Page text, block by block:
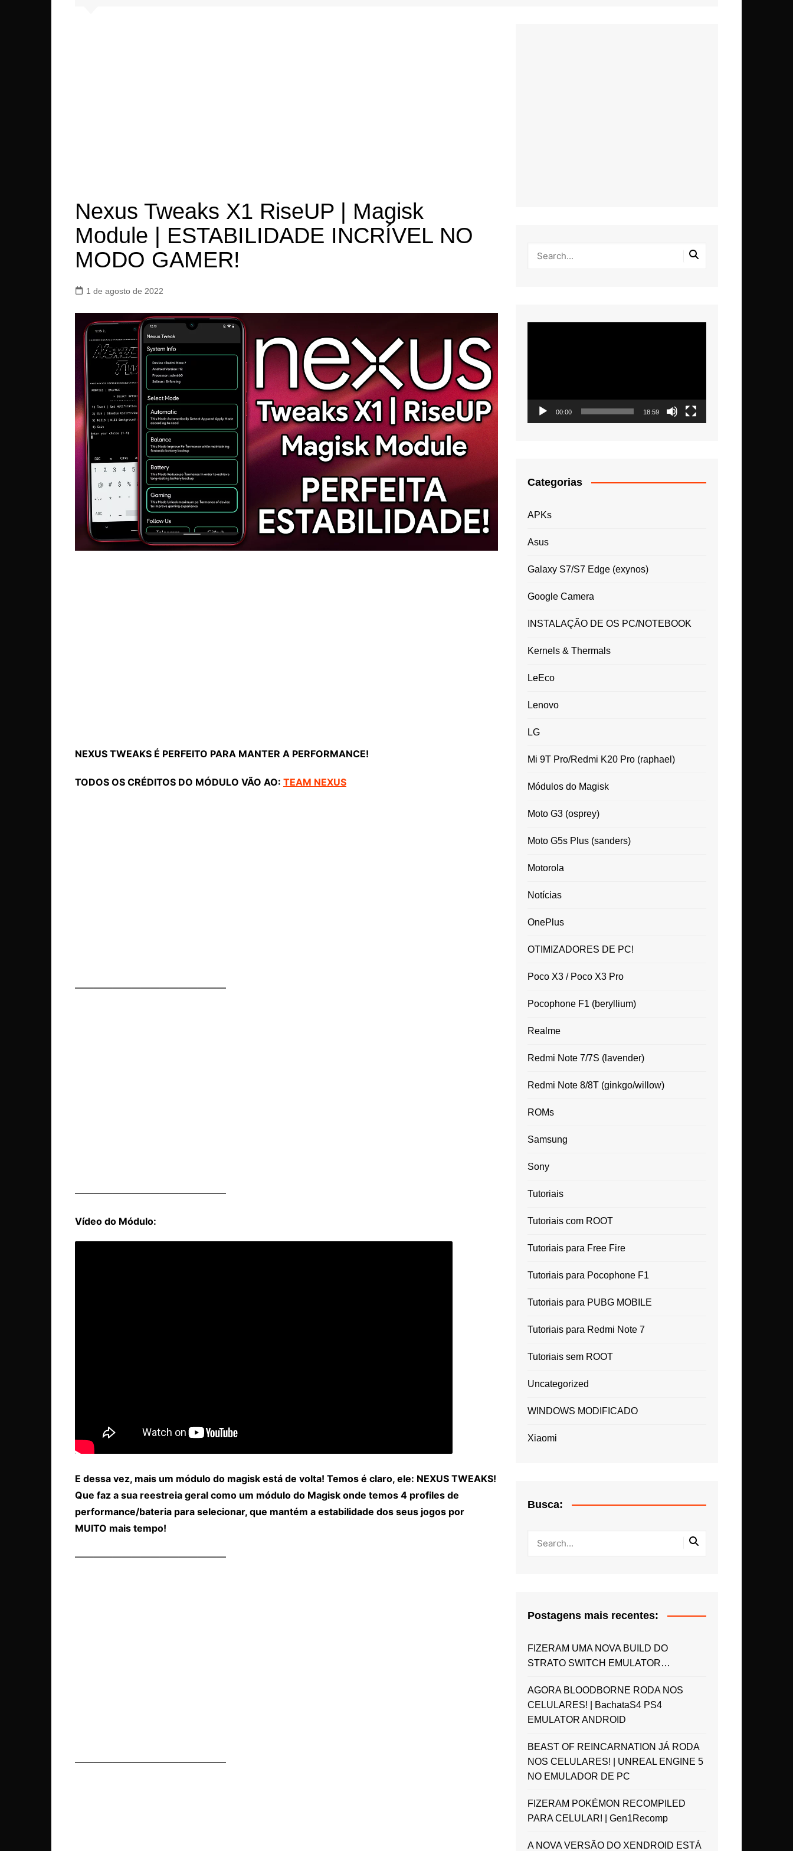
Nexus Tweaks X1 RiseUP | Magisk
Module | ESTABILIDADE INCRÍVEL NO
MODO GAMER!
1 de agosto de 2022
NEXUS TWEAKS É PERFEITO PARA MANTER A PERFORMANCE!
TODOS OS CRÉDITOS DO MÓDULO VÃO AO: TEAM NEXUS
————————————————
————————————————
Vídeo do Módulo:
E dessa vez, mais um módulo do magisk está de volta! Temos é claro, ele: NEXUS TWEAKS!
Que faz a sua reestreia geral como um módulo do Magisk onde temos 4 profiles de
performance/bateria para selecionar, que mantém a estabilidade dos seus jogos por
MUITO mais tempo!
————————————————
————————————————
00:00 18:59
Categorias
APKs
Asus
Galaxy S7/S7 Edge (exynos)
Google Camera
INSTALAÇÃO DE OS PC/NOTEBOOK
Kernels & Thermals
LeEco
Lenovo
LG
Mi 9T Pro/Redmi K20 Pro (raphael)
Módulos do Magisk
Moto G3 (osprey)
Moto G5s Plus (sanders)
Motorola
Notícias
OnePlus
OTIMIZADORES DE PC!
Poco X3 / Poco X3 Pro
Pocophone F1 (beryllium)
Realme
Redmi Note 7/7S (lavender)
Redmi Note 8/8T (ginkgo/willow)
ROMs
Samsung
Sony
Tutoriais
Tutoriais com ROOT
Tutoriais para Free Fire
Tutoriais para Pocophone F1
Tutoriais para PUBG MOBILE
Tutoriais para Redmi Note 7
Tutoriais sem ROOT
Uncategorized
WINDOWS MODIFICADO
Xiaomi
Busca:
Postagens mais recentes:
FIZERAM UMA NOVA BUILD DO
STRATO SWITCH EMULATOR…
AGORA BLOODBORNE RODA NOS
CELULARES! | BachataS4 PS4
EMULATOR ANDROID
BEAST OF REINCARNATION JÁ RODA
NOS CELULARES! | UNREAL ENGINE 5
NO EMULADOR DE PC
FIZERAM POKÉMON RECOMPILED
PARA CELULAR! | Gen1Recomp
A NOVA VERSÃO DO XENDROID ESTÁ